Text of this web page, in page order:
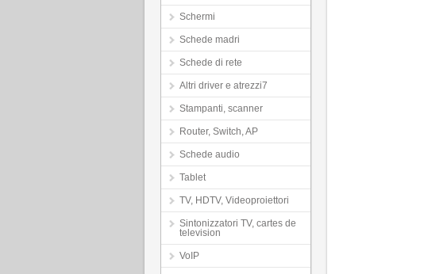
Schermi
Schede madri
Schede di rete
Altri driver e atrezzi7
Stampanti, scanner
Router, Switch, AP
Schede audio
Tablet
TV, HDTV, Videoproiettori
Sintonizzatori TV, cartes de
television
VoIP